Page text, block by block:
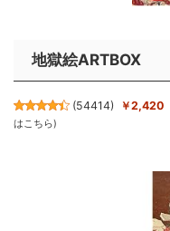
地獄絵ARTBOX
(54414) ￥2,420
はこちら)